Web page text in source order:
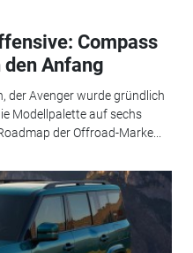
Compass
den Anfang
der Avenger wurde gründlich
Modellpalette auf sechs
der Offroad-Marke...